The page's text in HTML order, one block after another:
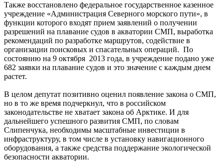
Также восстановлено федеральное государственное казенное
учреждение «Администрация Северного морского пути», в
функции которого входят прием заявлений о получении
разрешений на плавание судов в акватории СМП, выработка
рекомендаций по разработке маршрутов, содействие в
организации поисковых и спасательных операций. По
состоянию на 9 октября 2013 года, в учреждение подано уже
682 заявки на плавание судов и это значение с каждым днем
растет.
В целом депутат позитивно оценил появление закона о СМП,
но в то же время подчеркнул, что в российском
законодательстве не хватает закона об Арктике. И для
дальнейшего успешного развития СМП, по словам
Слипенчука, необходимы масштабные инвестиции в
инфраструктуру, в том числе в установку навигационного
оборудования, а также средства поддержание экологической
безопасности акватории.